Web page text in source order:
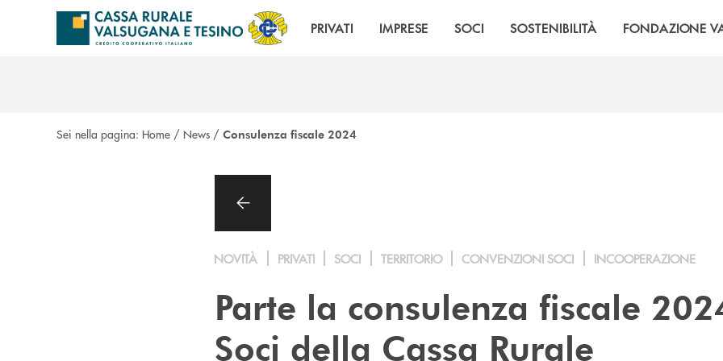
Salta al contenuto principale
PRIVATI IMPRESE SOCI SOSTENIBILITÀ FONDAZIONE
Sei nella pagina: Home / News / Consulenza fiscale 2024
NOVITÀ PRIVATI SOCI TERRITORIO CONVENZIONI SOCI INCOOPERAZIONE
Parte la consulenza fiscale
Soci della Cassa Rurale